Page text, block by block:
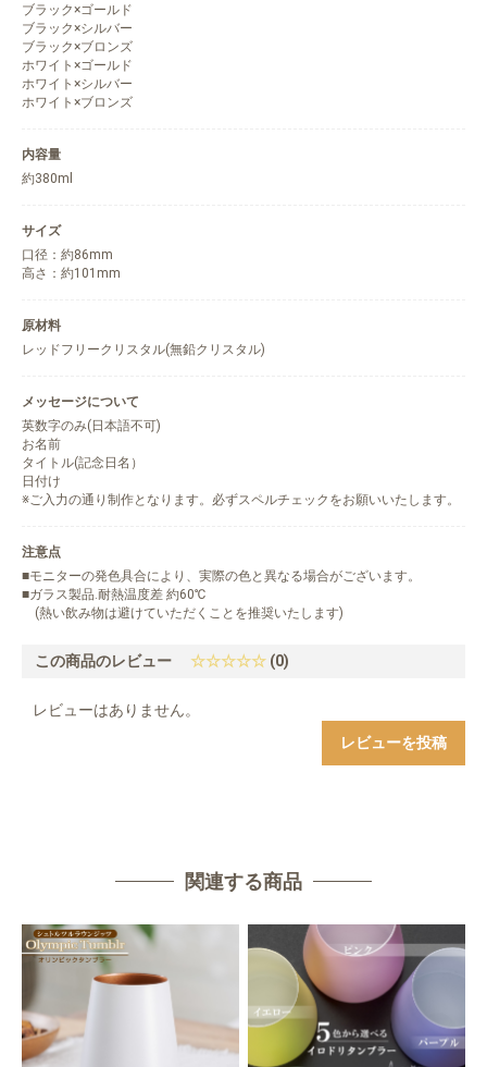
ブラック×ゴールド
ブラック×シルバー
ブラック×ブロンズ
ホワイト×ゴールド
ホワイト×シルバー
ホワイト×ブロンズ
内容量
約380ml
サイズ
口径：約86mm
高さ：約101mm
原材料
レッドフリークリスタル(無鉛クリスタル)
メッセージについて
英数字のみ(日本語不可)
お名前
タイトル(記念日名）
日付け
※ご入力の通り制作となります。必ずスペルチェックをお願いいたします。
注意点
■モニターの発色具合により、実際の色と異なる場合がございます。
■ガラス製品.耐熱温度差 約60℃
(熱い飲み物は避けていただくことを推奨いたします)
この商品のレビュー ☆☆☆☆☆ (0)
レビューはありません。
レビューを投稿
関連する商品